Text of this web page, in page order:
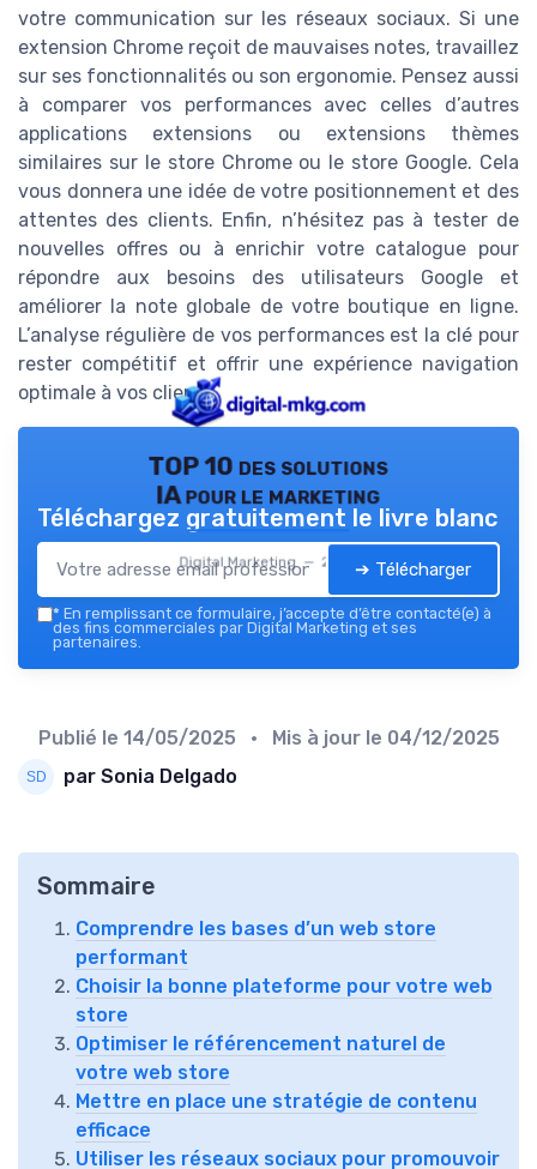
votre communication sur les réseaux sociaux. Si une
extension Chrome reçoit de mauvaises notes, travaillez
sur ses fonctionnalités ou son ergonomie. Pensez aussi
à comparer vos performances avec celles d’autres
applications extensions ou extensions thèmes
similaires sur le store Chrome ou le store Google. Cela
vous donnera une idée de votre positionnement et des
attentes des clients. Enfin, n’hésitez pas à tester de
nouvelles offres ou à enrichir votre catalogue pour
répondre aux besoins des utilisateurs Google et
améliorer la note globale de votre boutique en ligne.
L’analyse régulière de vos performances est la clé pour
rester compétitif et offrir une expérience navigation
optimale à vos clients.
TOP 10 des solutions
IA pour le marketing
Digital Marketing — 2026
Téléchargez gratuitement le livre blanc
➔ Télécharger
* En remplissant ce formulaire, j’accepte d’être contacté(e) à
des fins commerciales par Digital Marketing et ses
partenaires.
Publié le 14/05/2025 • Mis à jour le 04/12/2025
par Sonia Delgado
Sommaire
Comprendre les bases d’un web store
performant
Choisir la bonne plateforme pour votre web
store
Optimiser le référencement naturel de
votre web store
Mettre en place une stratégie de contenu
efficace
Utiliser les réseaux sociaux pour promouvoir